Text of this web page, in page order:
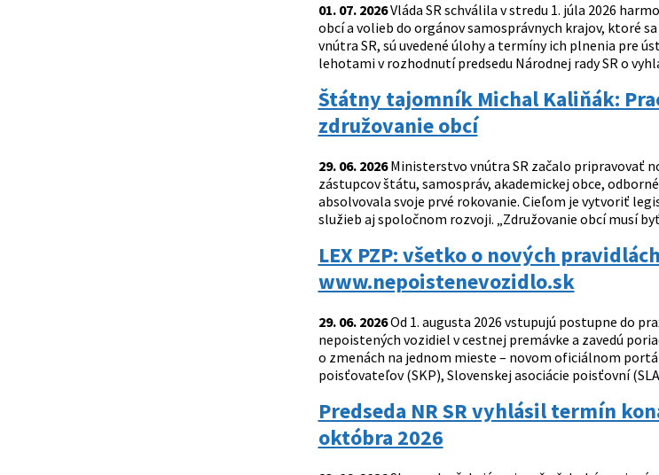
01. 07. 2026Vláda SR schválila v stredu 1. júla 2026
obcí a volieb do orgánov samosprávnych krajov, ktoré
vnútra SR, sú uvedené úlohy a termíny ich plnenia pre
lehotami v rozhodnutí predsedu Národnej rady SR o
Štátny tajomník Michal Kaliňák:
združovanie obcí
29. 06. 2026Ministerstvo vnútra SR začalo pripravovať
zástupcov štátu, samospráv, akademickej obce,
absolvovala svoje prvé rokovanie. Cieľom je vytvoriť
služieb aj spoločnom rozvoji. „Združovanie obcí musí
LEX PZP: všetko o nových
www.nepoistenevozidlo.sk
29. 06. 2026Od 1. augusta 2026 vstupujú postupne do
nepoistených vozidiel v cestnej premávke a zavedú
o zmenách na jednom mieste – novom oficiálnom
poisťovateľov (SKP), Slovenskej asociácie poisťovní
Predseda NR SR vyhlásil termín
októbra 2026